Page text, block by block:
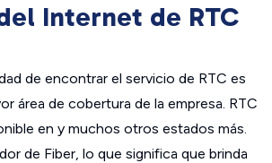
Internet de RTC
de encontrar el servicio de RTC es
área de cobertura de la empresa. RTC
en y muchos otros estados más.
de Fiber, lo que significa que brinda